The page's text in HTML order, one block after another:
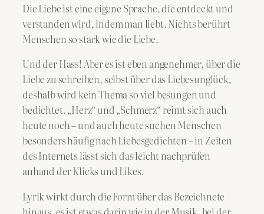
Die Liebe ist eine eigene Sprache, die entdeckt und
verstanden wird, indem man liebt. Nichts berührt
Menschen so stark wie die Liebe.
Und der Hass! Aber es ist eben angenehmer, über die
Liebe zu schreiben, selbst über das Liebesunglück,
deshalb wird kein Thema so viel besungen und
bedichtet. „Herz“ und „Schmerz“ reimt sich auch
heute noch – und auch heute suchen Menschen
besonders häufig nach Liebesgedichten – in Zeiten
des Internets lässt sich das leicht nachprüfen
anhand der Klicks und Likes.
Lyrik wirkt durch die Form über das Bezeichnete